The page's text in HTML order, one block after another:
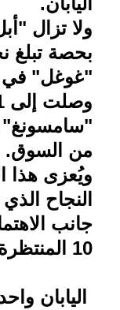
ولا تزال
"غوغل" في
من السوق.
ويُعزى هذا
النجاح
جانب
10 المنتظرة
اليابان